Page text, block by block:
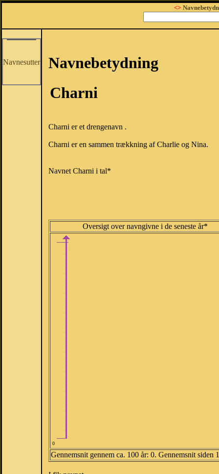
<>
Navnesutter
Navnebetydning
Charni
Charni er et drengenavn .
Charni er en sammen trækkning af Charlie og Nina.
Navnet Charni i tal*
Oversigt over navngivne i de seneste år*
0
Gennemsnit gennem ca. 100 år: 0. Gennemsnit siden